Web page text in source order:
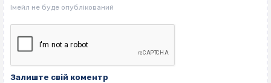
Залиште свій коментр